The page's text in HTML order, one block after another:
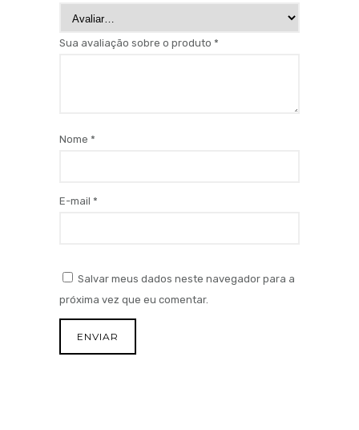
Sua avaliação sobre o produto *
Nome *
E-mail *
Salvar meus dados neste navegador para a
próxima vez que eu comentar.